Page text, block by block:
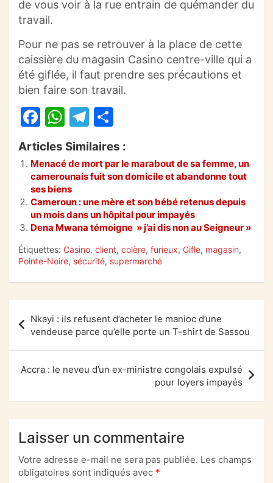
de vous voir à la rue entrain de quémander du
travail.
Pour ne pas se retrouver à la place de cette
caissière du magasin Casino centre-ville qui a
été giflée, il faut prendre ses précautions et
bien faire son travail.
F
a
c
e
b
o
o
k
W
h
at
s
A
p
p
T
el
e
gr
a
m
ta
g
er
Articles Similaires :
Menacé de mort par le marabout de sa femme, un
camerounais fuit son domicile et abandonne tout
ses biens
Cameroun : une mère et son bébé retenus depuis
un mois dans un hôpital pour impayés
Dena Mwana témoigne » j’ai dis non au Seigneur »
Étiquettes: Casino, client, colère, furieux, Gifle, magasin,
Pointe-Noire, sécurité, supermarché
de
l’article
Nkayi : ils refusent d’acheter le manioc d’une
vendeuse parce qu’elle porte un T-shirt de Sassou
Accra : le neveu d’un ex-ministre congolais expulsé
pour loyers impayés
Laisser un commentaire
Votre adresse e-mail ne sera pas publiée. Les champs
obligatoires sont indiqués avec *